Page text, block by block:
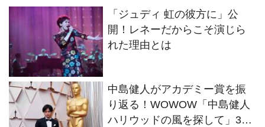
「ジュディ 虹の彼方に」公
開！レネーだからこそ演じら
れた理由とは
中島健人がアカデミー賞を振
り返る！WOWOW「中島健人
ハリウッドの風を探して」3月